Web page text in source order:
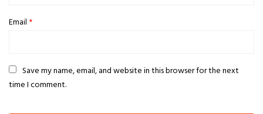
Email *
Save my name, email, and website in this browser for the next
time I comment.